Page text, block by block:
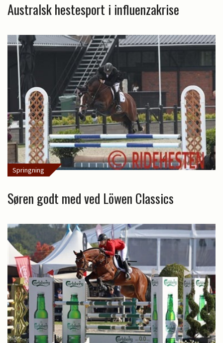
Australsk hestesport i influenzakrise
Springning
Søren godt med ved Löwen Classics